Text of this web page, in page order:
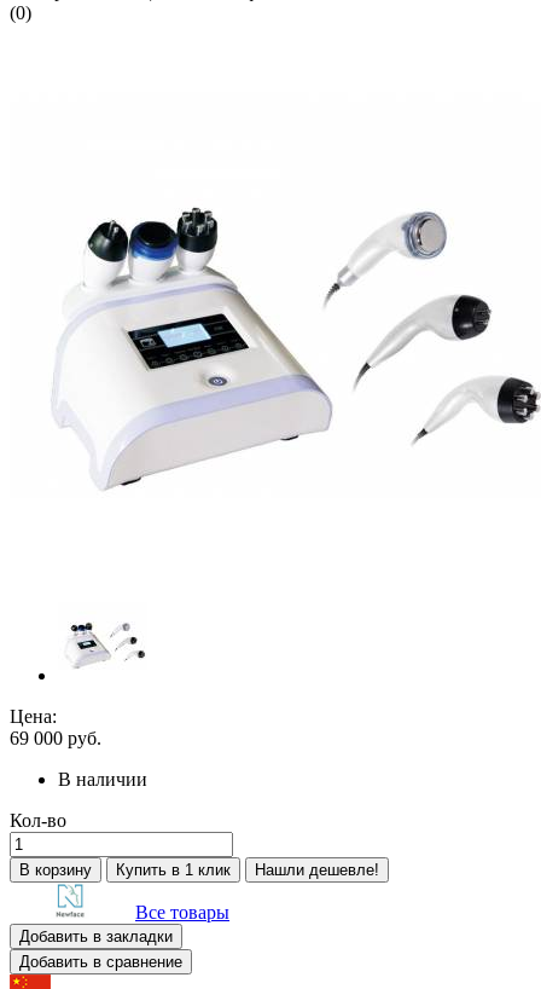
(0)
Цена:
69 000 руб.
В наличии
Кол-во
В корзину Купить в 1 клик Нашли дешевле!
Все товары
Добавить в закладки
Добавить в сравнение